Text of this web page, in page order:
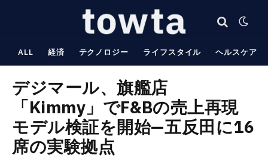
ALL 経済 テクノロジー ライフスタイル ヘルスケア
デジマール、旗艦店
「Kimmy」でF&Bの売上再現
モデル検証を開始—五反田に16
席の実験拠点